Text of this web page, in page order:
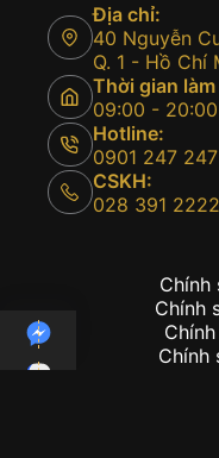
Địa chỉ:
40 Nguyễn
Q. 1 - Hồ Chí
Thời gian
09:00 -
Hotline:
0901 247 247
CSKH:
028 391
Chính
Chính
Chính